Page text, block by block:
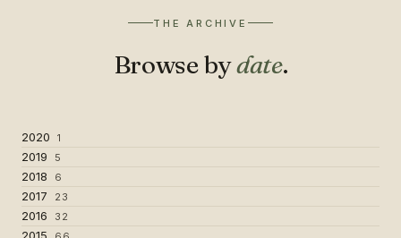
THE ARCHIVE
Browse bydate.
2020 1
2019 5
2018 6
2017 23
2016 32
2015